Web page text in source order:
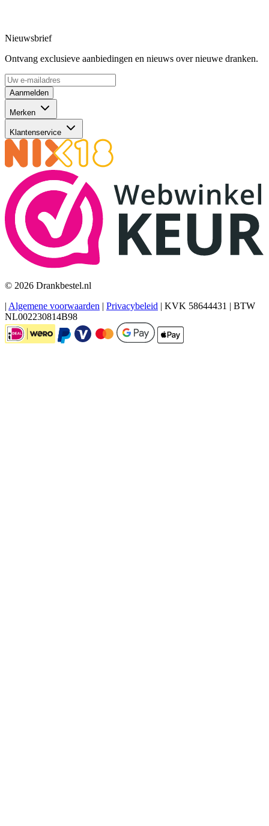
Nieuwsbrief
Ontvang exclusieve aanbiedingen en nieuws over nieuwe dranken.
Aanmelden
Merken
Klantenservice
© 2026 Drankbestel.nl
| Algemene voorwaarden | Privacybeleid | KVK 58644431 | BTW
NL002230814B98